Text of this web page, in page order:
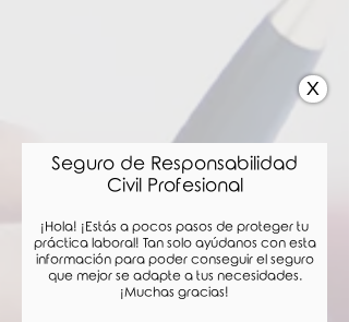
X
Seguro de Responsabilidad
Civil Profesional
¡Hola! ¡Estás a pocos pasos de proteger tu
práctica laboral! Tan solo ayúdanos con esta
información para poder conseguir el seguro
que mejor se adapte a tus necesidades.
¡Muchas gracias!